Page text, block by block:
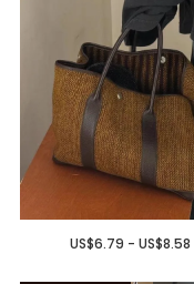
US$6.79 - US$8.58